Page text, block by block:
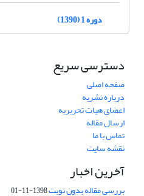
دوره 1 (1390)
دسترسی سریع
صفحه اصلی
درباره نشریه
اعضای هیات تحریریه
ارسال مقاله
تماس با ما
نقشه سایت
آخرین اخبار
بررسی مقاله بدون نوبت1398-11-01